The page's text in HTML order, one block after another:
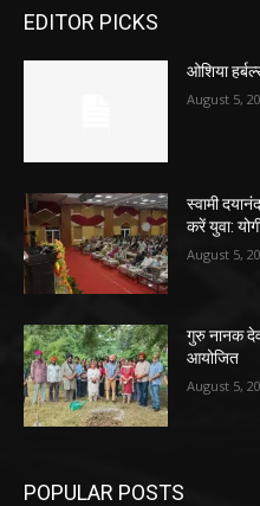
EDITOR PICKS
ओशिया
August 5,
स्वामी
करें युवा:
August 5,
गुरु नानक देव
आयोजित
August 5,
POPULAR POSTS